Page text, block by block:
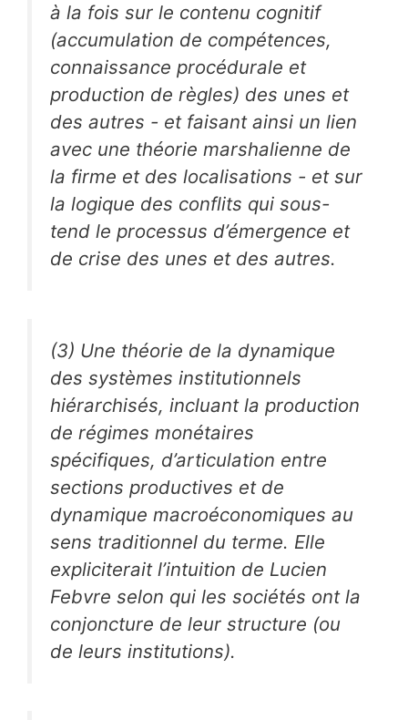
à la fois sur le contenu cognitif
(accumulation de compétences,
connaissance procédurale et
production de règles) des unes et
des autres - et faisant ainsi un lien
avec une théorie marshalienne de
la firme et des localisations - et sur
la logique des conflits qui sous-
tend le processus d’émergence et
de crise des unes et des autres.
(3) Une théorie de la dynamique
des systèmes institutionnels
hiérarchisés, incluant la production
de régimes monétaires
spécifiques, d’articulation entre
sections productives et de
dynamique macroéconomiques au
sens traditionnel du terme. Elle
expliciterait l’intuition de Lucien
Febvre selon qui les sociétés ont la
conjoncture de leur structure (ou
de leurs institutions).